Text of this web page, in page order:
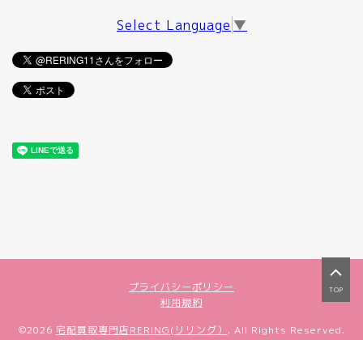
Select Language ▼
プライバシーポリシー
利用規約
TOP
©2026 宅配買取専門店RERING(リリング） . All Rights Reserved.